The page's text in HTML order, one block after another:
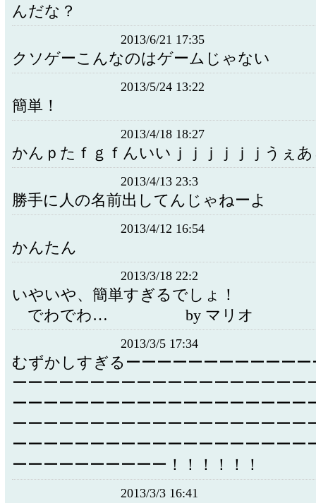
んだな？
2013/6/21 17:35
クソゲーこんなのはゲームじゃない
2013/5/24 13:22
簡単！
2013/4/18 18:27
かんｐたｆｇｆんいいｊｊｊｊｊｊうぇ
2013/4/13 23:3
勝手に人の名前出してんじゃねーよ
2013/4/12 16:54
かんたん
2013/3/18 22:2
いやいや、簡単すぎるでしょ！
でわでわ… by マリオ
2013/3/5 17:34
むずかしすぎるーーーーーーーーーーーー
ーーーーーーーーーーーーーーーーーーー
ーーーーーーーーーーーーーーーーーーー
ーーーーーーーーーーーーーーーーーーー
ーーーーーーーーーーーーーーーーーーー
ーーーーーーーーーー！！！！！！
2013/3/3 16:41